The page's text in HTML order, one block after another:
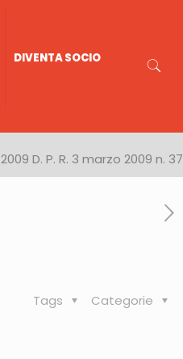
DIVENTA SOCIO
2009 D. P. R. 3 marzo 2009 n. 37
Categorie
Tags